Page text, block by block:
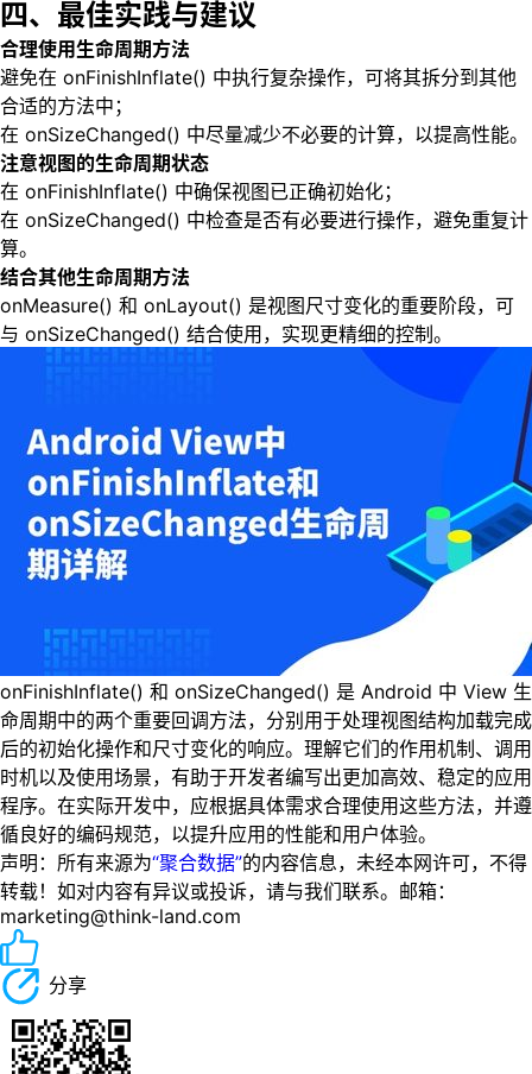
四、最佳实践与建议
合理使用生命周期方法
避免在 onFinishInflate() 中执行复杂操作，可将其拆分到其他
合适的方法中；
在 onSizeChanged() 中尽量减少不必要的计算，以提高性能。
注意视图的生命周期状态
在 onFinishInflate() 中确保视图已正确初始化；
在 onSizeChanged() 中检查是否有必要进行操作，避免重复计
算。
结合其他生命周期方法
onMeasure() 和 onLayout() 是视图尺寸变化的重要阶段，可
与 onSizeChanged() 结合使用，实现更精细的控制。
onFinishInflate() 和 onSizeChanged() 是 Android 中 View 生
命周期中的两个重要回调方法，分别用于处理视图结构加载完成
后的初始化操作和尺寸变化的响应。理解它们的作用机制、调用
时机以及使用场景，有助于开发者编写出更加高效、稳定的应用
程序。在实际开发中，应根据具体需求合理使用这些方法，并遵
循良好的编码规范，以提升应用的性能和用户体验。
声明：所有来源为“聚合数据”的内容信息，未经本网许可，不得
转载！如对内容有异议或投诉，请与我们联系。邮箱：
marketing@think-land.com
分享